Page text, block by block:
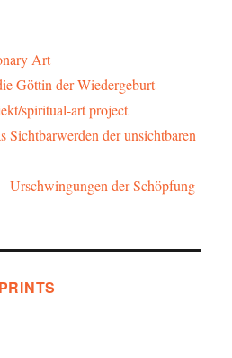
Art
Göttin der Wiedergeburt
spiritual-art project
Sichtbarwerden der unsichtbaren
Urschwingungen der Schöpfung